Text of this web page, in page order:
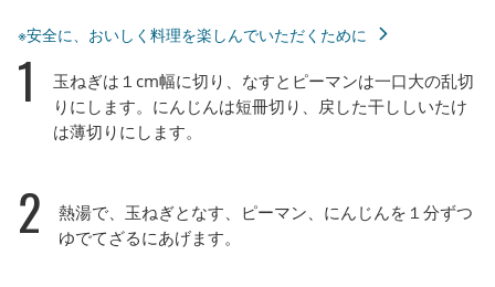
※安全に、おいしく料理を楽しんでいただくために
1
玉ねぎは１cm幅に切り、なすとピーマンは一口大の乱切
りにします。にんじんは短冊切り、戻した干ししいたけ
は薄切りにします。
2
熱湯で、玉ねぎとなす、ピーマン、にんじんを１分ずつ
ゆでてざるにあげます。